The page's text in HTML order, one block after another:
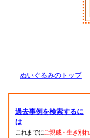
ぬいぐるみのトップ
過去事例を検索するに
は
これまでにご親戚・生き別れ